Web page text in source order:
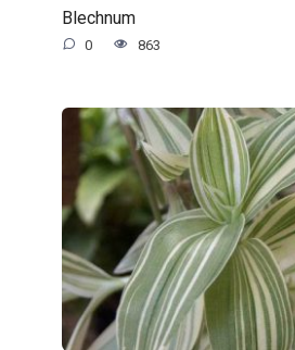
Blechnum
0 863